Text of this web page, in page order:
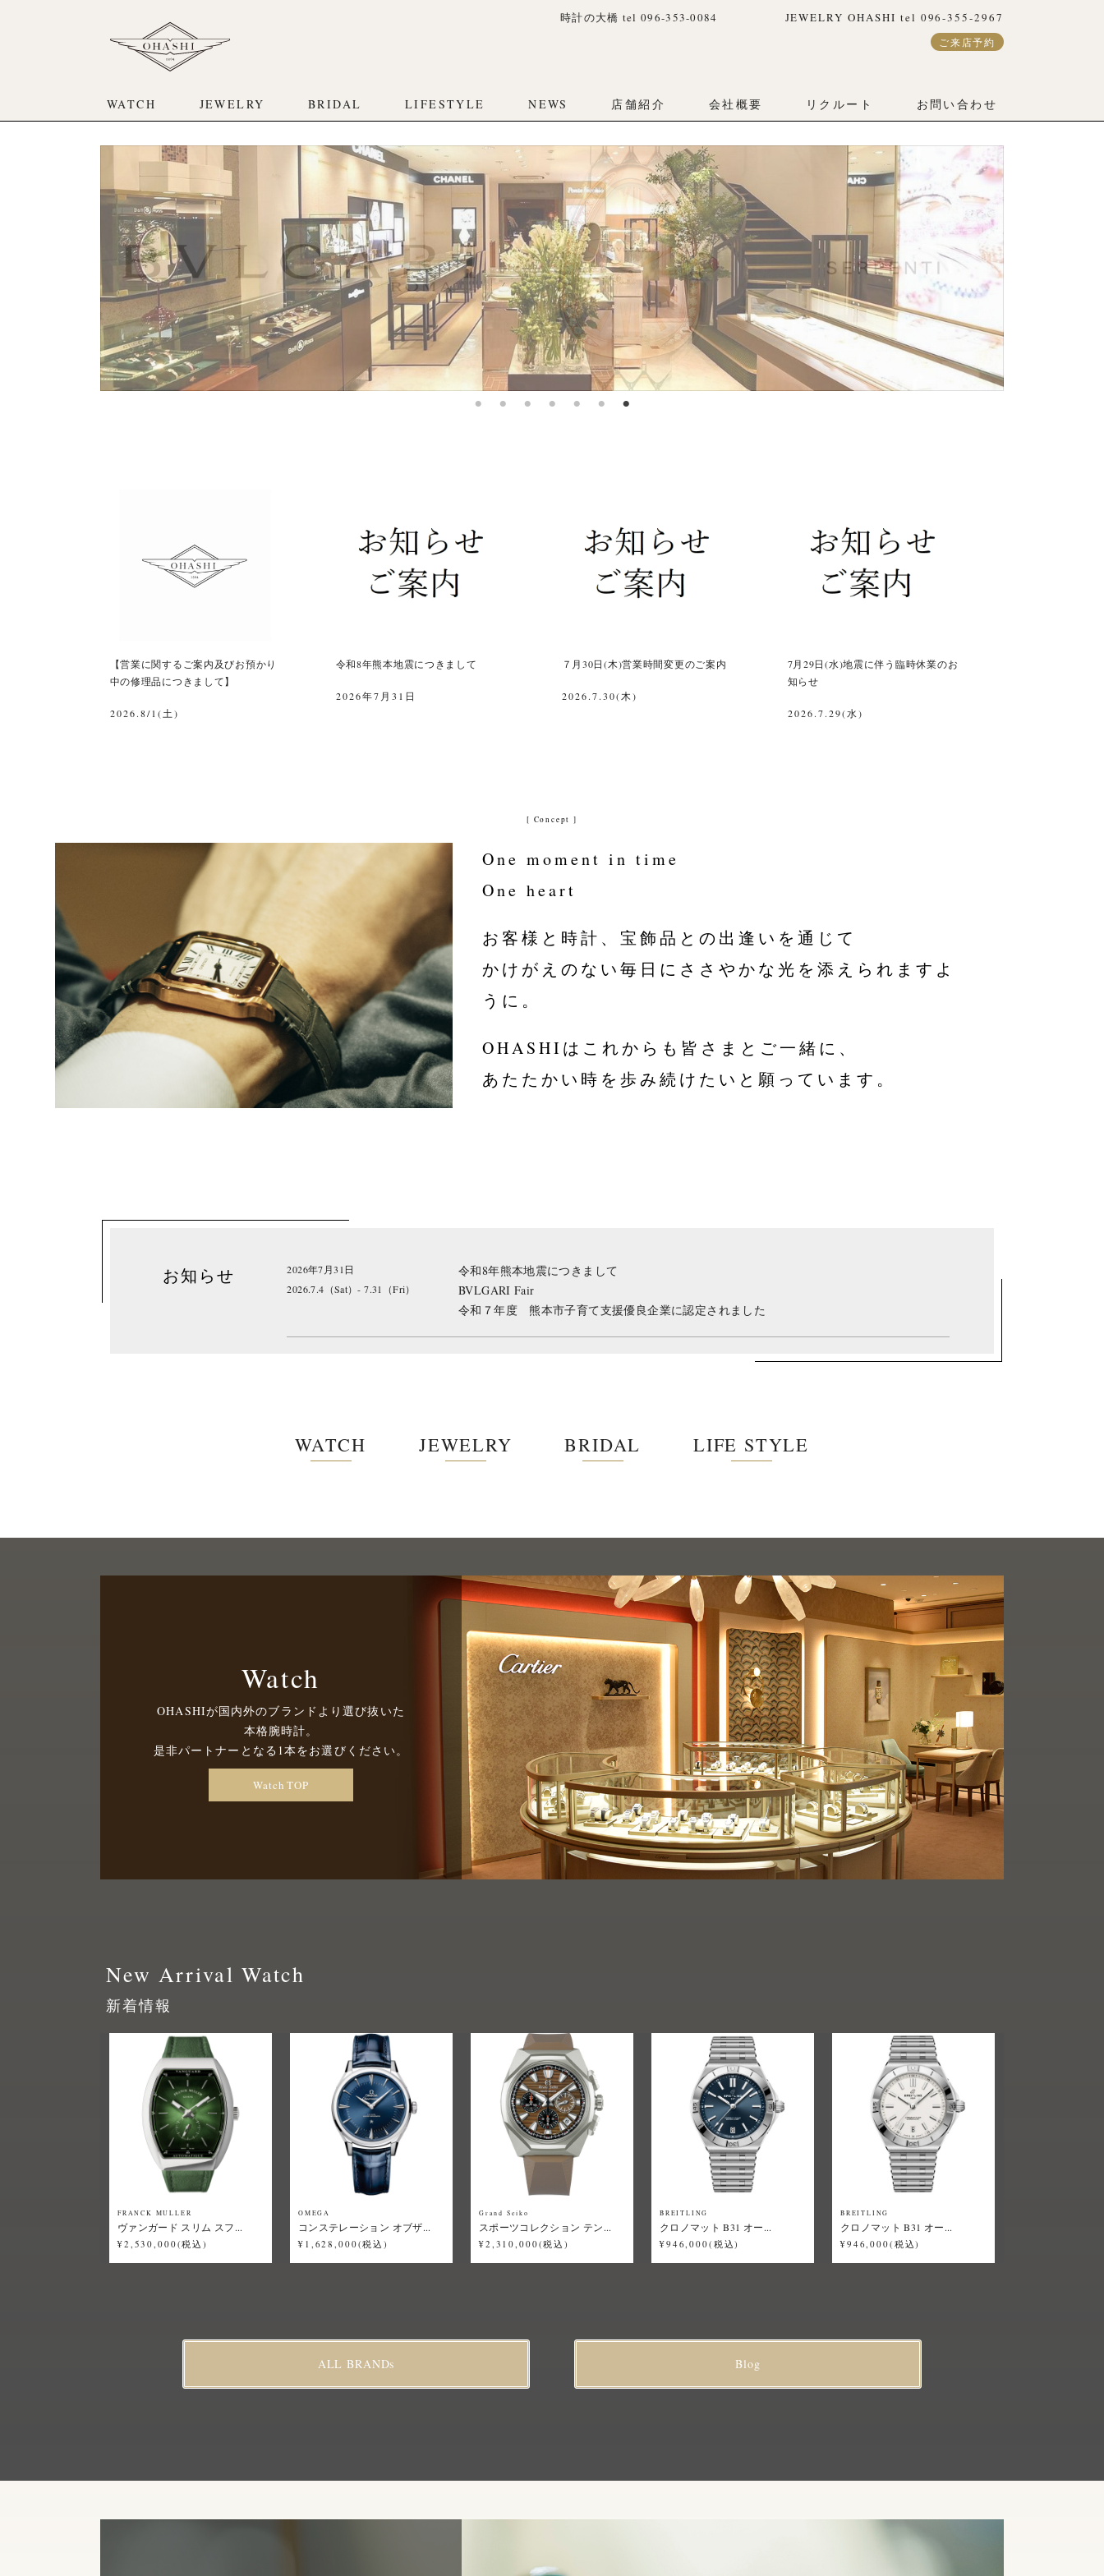
時計の大橋 tel 096-353-0084 JEWELRY OHASHI tel 096-355-2967
ご来店予約
WATCH JEWELRY BRIDAL LIFESTYLE NEWS 店舗紹介 会社概要 リクルート お問い合わせ
【営業に関するご案内及びお預かり
中の修理品につきまして】
2026.8/1(土)
令和8年熊本地震につきまして
2026年7月31日
７月30日(木)営業時間変更のご案内
2026.7.30(木)
7月29日(水)地震に伴う臨時休業のお
知らせ
2026.7.29(水)
[ Concept ]
One moment in time
One heart
お客様と時計、宝飾品との出逢いを通じて
かけがえのない毎日にささやかな光を添えられますよ
うに。
OHASHIはこれからも皆さまとご一緒に、
あたたかい時を歩み続けたいと願っています。
お知らせ 2026年7月31日 令和8年熊本地震につきまして
2026.7.4（Sat）- 7.31（Fri）
BVLGARI Fair
令和７年度 熊本市子育て支援優良企業に認定されました
WATCH JEWELRY BRIDAL LIFE STYLE
Watch
OHASHIが国内外のブランドより選び抜いた
本格腕時計。
是非パートナーとなる1本をお選びください。
Watch TOP
New Arrival Watch
新着情報
FRANCK MULLER
ヴァンガード スリム スフ...
¥2,530,000(税込)
OMEGA
コンステレーション オブザ...
¥1,628,000(税込)
Grand Seiko
スポーツコレクション テン...
¥2,310,000(税込)
BREITLING
クロノマット B31 オー...
¥946,000(税込)
BREITLING
クロノマット B31 オー...
¥946,000(税込)
ALL BRANDs Blog